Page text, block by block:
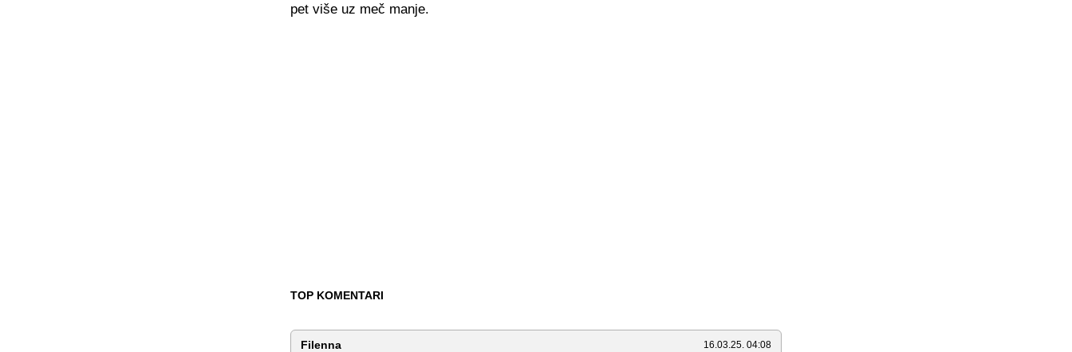
pet više uz meč manje.
TOP KOMENTARI
Filenna 16.03.25. 04:08